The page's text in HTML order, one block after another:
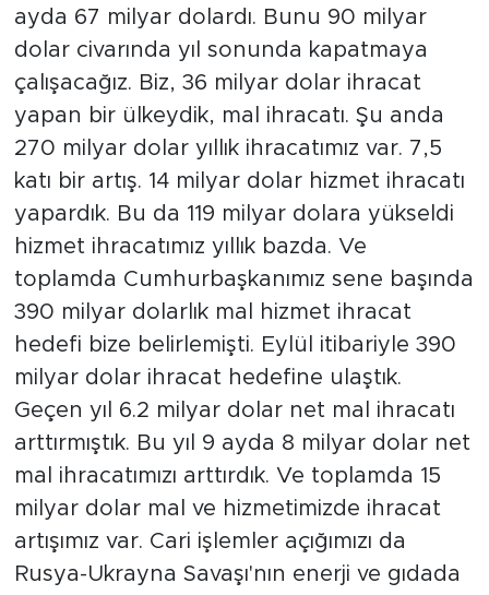
ayda 67 milyar dolardı. Bunu 90 milyar
dolar civarında yıl sonunda kapatmaya
çalışacağız. Biz, 36 milyar dolar ihracat
yapan bir ülkeydik, mal ihracatı. Şu anda
270 milyar dolar yıllık ihracatımız var. 7,5
katı bir artış. 14 milyar dolar hizmet ihracatı
yapardık. Bu da 119 milyar dolara yükseldi
hizmet ihracatımız yıllık bazda. Ve
toplamda Cumhurbaşkanımız sene başında
390 milyar dolarlık mal hizmet ihracat
hedefi bize belirlemişti. Eylül itibariyle 390
milyar dolar ihracat hedefine ulaştık.
Geçen yıl 6.2 milyar dolar net mal ihracatı
arttırmıştık. Bu yıl 9 ayda 8 milyar dolar net
mal ihracatımızı arttırdık. Ve toplamda 15
milyar dolar mal ve hizmetimizde ihracat
artışımız var. Cari işlemler açığımızı da
Rusya-Ukrayna Savaşı'nın enerji ve gıdada